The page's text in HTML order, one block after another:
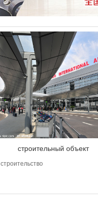
строительный объект
строительство